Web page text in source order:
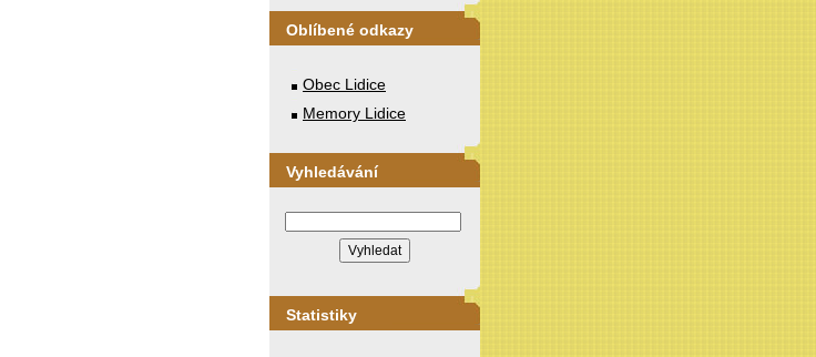
Oblíbené odkazy
Obec Lidice
Memory Lidice
Vyhledávání
Statistiky